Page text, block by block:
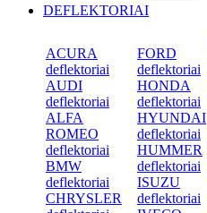
DEFLEKTORIAI
ACURA
deflektoriai
AUDI
deflektoriai
ALFA
ROMEO
deflektoriai
BMW
deflektoriai
CHRYSLER
FORD
deflektoriai
HONDA
deflektoriai
HYUNDAI
deflektoriai
HUMMER
deflektoriai
ISUZU
deflektoriai